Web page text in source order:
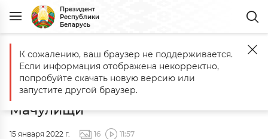
Президент
Республики
Беларусь
Главная Медиа Встреча с белорусскими миротворцами на
Встреча с белорусскими
миротворцами на аэродроме
Мачулищи
15 января 2022 г. 16 11:57
К сожалению, ваш браузер не поддерживается.
Если информация отображена некорректно,
попробуйте скачать новую версию или
запустите другой браузер.